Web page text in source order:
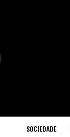
SOCIEDADE